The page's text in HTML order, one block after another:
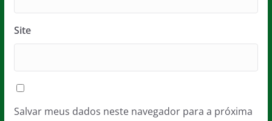
Site
Salvar meus dados neste navegador para a próxima